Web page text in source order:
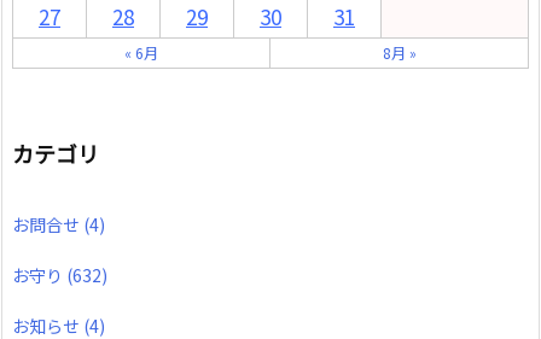
27
28 29 30 31
« 6月 8月 »
カテゴリ
お問合せ (4)
お守り (632)
お知らせ (4)